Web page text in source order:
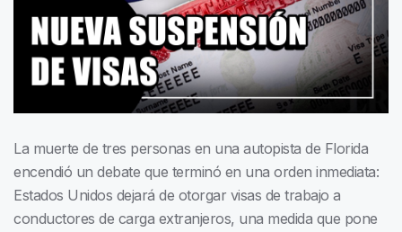
La muerte de tres personas en una autopista de Florida
encendió un debate que terminó en una orden inmediata:
Estados Unidos dejará de otorgar visas de trabajo a
conductores de carga extranjeros, una medida que pone